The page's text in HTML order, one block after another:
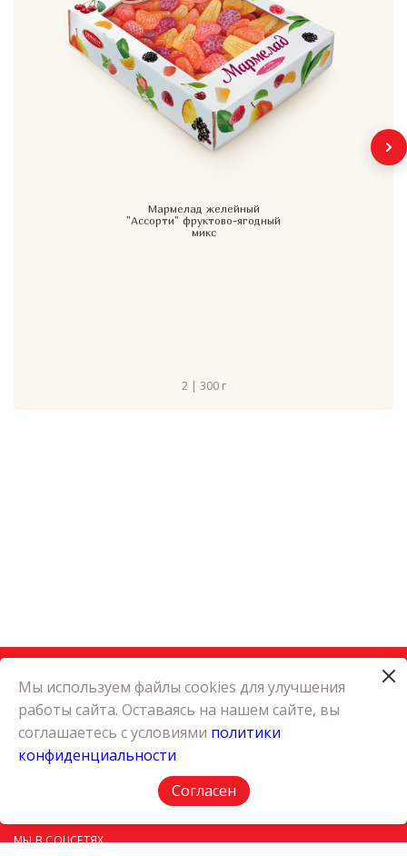
Мармелад желейный
"Ассорти" фруктово-ягодный
микс
2 | 300 г
КАТАЛОГ
КАРЬЕРА
О КОМПАНИИ
ПОЛИТИКА КОНФИДЕНЦИАЛЬНОСТИ
МЫ В СОЦСЕТЯХ
Мы используем файлы cookies для улучшения
работы сайта. Оставаясь на нашем сайте, вы
соглашаетесь с условиями политики
конфиденциальности
Согласен